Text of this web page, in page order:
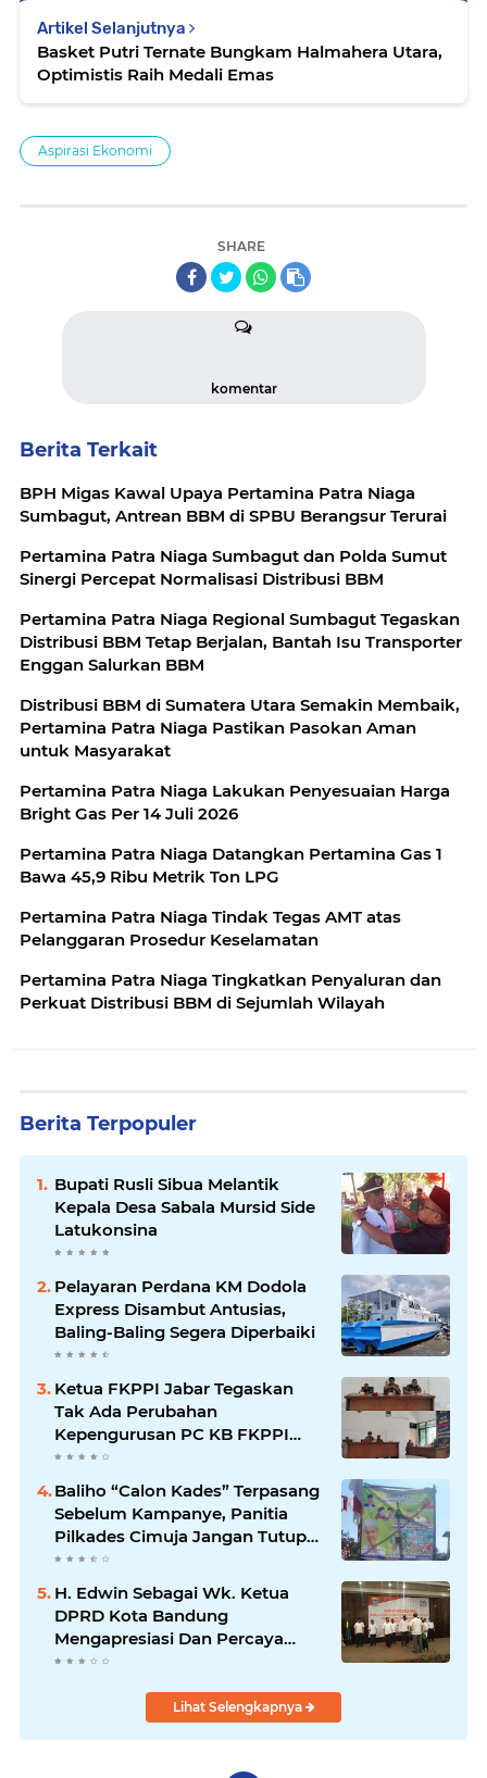
Artikel Selanjutnya
Basket Putri Ternate Bungkam Halmahera Utara,
Optimistis Raih Medali Emas
Aspirasi Ekonomi
SHARE
komentar
Berita Terkait
BPH Migas Kawal Upaya Pertamina Patra Niaga
Sumbagut, Antrean BBM di SPBU Berangsur Terurai
Pertamina Patra Niaga Sumbagut dan Polda Sumut
Sinergi Percepat Normalisasi Distribusi BBM
Pertamina Patra Niaga Regional Sumbagut Tegaskan
Distribusi BBM Tetap Berjalan, Bantah Isu Transporter
Enggan Salurkan BBM
Distribusi BBM di Sumatera Utara Semakin Membaik,
Pertamina Patra Niaga Pastikan Pasokan Aman
untuk Masyarakat
Pertamina Patra Niaga Lakukan Penyesuaian Harga
Bright Gas Per 14 Juli 2026
Pertamina Patra Niaga Datangkan Pertamina Gas 1
Bawa 45,9 Ribu Metrik Ton LPG
Pertamina Patra Niaga Tindak Tegas AMT atas
Pelanggaran Prosedur Keselamatan
Pertamina Patra Niaga Tingkatkan Penyaluran dan
Perkuat Distribusi BBM di Sejumlah Wilayah
Berita Terpopuler
Bupati Rusli Sibua Melantik
Kepala Desa Sabala Mursid Side
Latukonsina
Pelayaran Perdana KM Dodola
Express Disambut Antusias,
Baling-Baling Segera Diperbaiki
Ketua FKPPI Jabar Tegaskan
Tak Ada Perubahan
Kepengurusan PC KB FKPPI
Sumedang, Ketua Cabang
Diminta Segera Konsolidasi
Baliho “Calon Kades” Terpasang
Sebelum Kampanye, Panitia
Pilkades Cimuja Jangan Tutup
Mata
H. Edwin Sebagai Wk. Ketua
DPRD Kota Bandung
Mengapresiasi Dan Percaya
Penuh Kepada Kepemimpinan
Lpm Kota Bandung Periode
Lihat Selengkapnya